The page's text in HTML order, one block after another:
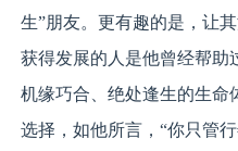
生”朋友。更有趣的是，让
获得发展的人是他曾经帮助
机缘巧合、绝处逢生的生命
选择，如他所言，“你只管